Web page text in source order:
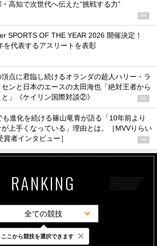
高知で次世代へ伝えた“挑戦する力”
PR
SPORTS OF THE YEAR 2026 開催決定！
を代表するアスリートを表彰
点に君臨し続けるオランダの超人ハリー・ラ
センと日本のエースの太田海也「絶対王者から
」《ケイリン国際対談②》
PR
も進化を続ける篠山竜青が語る「10年前より
上手くなっている」理由とは。［MVVりらい
賞者インタビュー］
PR
RANKING
全ての競技
最新 24時間 週間
ここから競技を選択できます ×